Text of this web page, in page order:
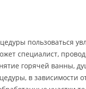
пользоваться
специалист,
горячей ванны,
в зависимости